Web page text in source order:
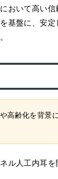
おいて高い
基盤に、安
高齢化を背景
ル人工内耳